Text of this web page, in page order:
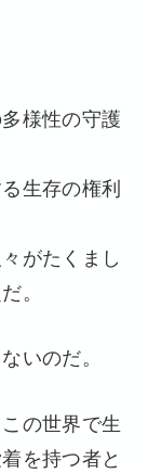
様性の守護
生存の権利
がたくまし
。
いのだ。
の世界で生
を持つ者と